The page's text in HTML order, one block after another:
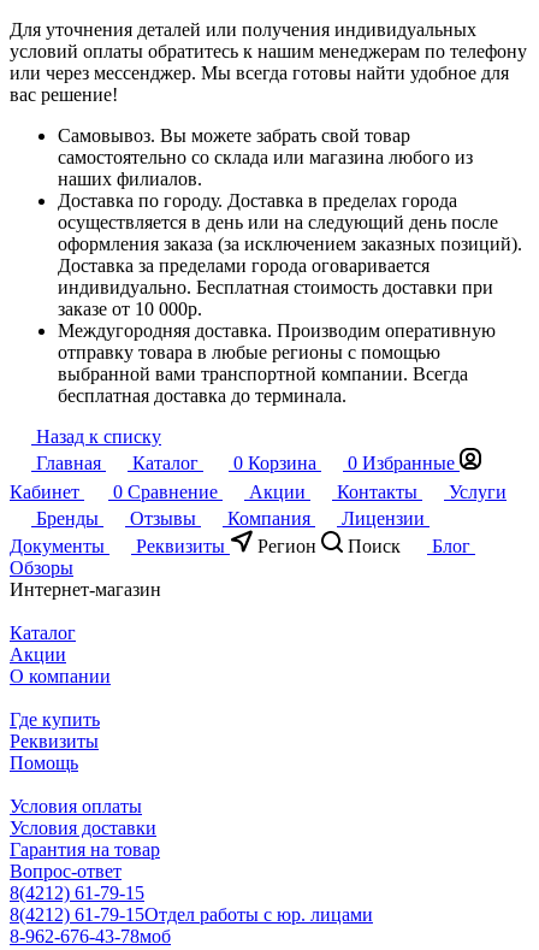
Для уточнения деталей или получения индивидуальных
условий оплаты обратитесь к нашим менеджерам по телефону
или через мессенджер. Мы всегда готовы найти удобное для
вас решение!
Самовывоз. Вы можете забрать свой товар
самостоятельно со склада или магазина любого из
наших филиалов.
Доставка по городу. Доставка в пределах города
осуществляется в день или на следующий день после
оформления заказа (за исключением заказных позиций).
Доставка за пределами города оговаривается
индивидуально. Бесплатная стоимость доставки при
заказе от 10 000р.
Междугородняя доставка. Производим оперативную
отправку товара в любые регионы с помощью
выбранной вами транспортной компании. Всегда
бесплатная доставка до терминала.
Назад к списку
Главная
Каталог 0 Корзина 0 Избранные
Кабинет
0 Сравнение Акции Контакты
Услуги
Бренды
Отзывы Компания
Лицензии
Документы
Реквизиты Регион Поиск
Блог
Обзоры
Интернет-магазин
Каталог
Акции
О компании
Где купить
Реквизиты
Помощь
Условия оплаты
Условия доставки
Гарантия на товар
Вопрос-ответ
8(4212) 61-79-15
8(4212) 61-79-15Отдел работы с юр. лицами
8-962-676-43-78моб